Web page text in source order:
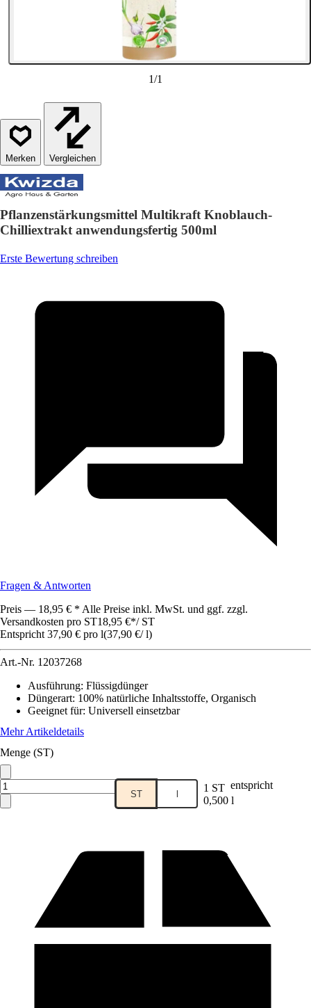
1/1
Vergleichen
Pflanzenstärkungsmittel Multikraft Knoblauch-
Chilliextrakt anwendungsfertig 500ml
Erste Bewertung schreiben
Fragen & Antworten
Preis — 18,95 € * Alle Preise inkl. MwSt. und ggf. zzgl.
Versandkosten pro ST18,95 €*/ ST
Entspricht 37,90 € pro l(37,90 €/ l)
Art.-Nr. 12037268
Ausführung: Flüssigdünger
Düngerart: 100% natürliche Inhaltsstoffe, Organisch
Geeignet für: Universell einsetzbar
Mehr Artikeldetails
Menge (ST)
ST l 1 ST entspricht
0,500 l